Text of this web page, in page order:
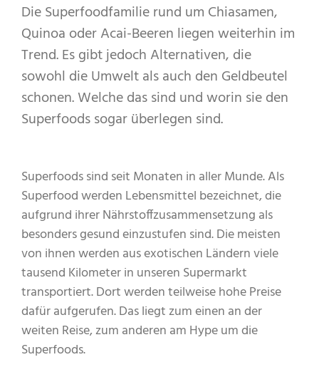
Die Superfoodfamilie rund um Chiasamen,
Quinoa oder Acai-Beeren liegen weiterhin im
Trend. Es gibt jedoch Alternativen, die
sowohl die Umwelt als auch den Geldbeutel
schonen. Welche das sind und worin sie den
Superfoods sogar überlegen sind.
Superfoods sind seit Monaten in aller Munde. Als
Superfood werden Lebensmittel bezeichnet, die
aufgrund ihrer Nährstoffzusammensetzung als
besonders gesund einzustufen sind. Die meisten
von ihnen werden aus exotischen Ländern viele
tausend Kilometer in unseren Supermarkt
transportiert. Dort werden teilweise hohe Preise
dafür aufgerufen. Das liegt zum einen an der
weiten Reise, zum anderen am Hype um die
Superfoods.